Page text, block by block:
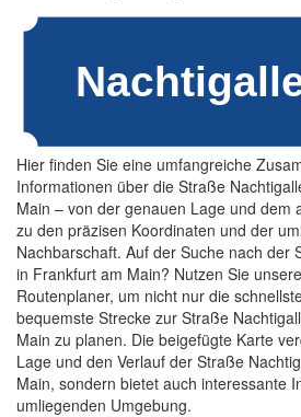
Hier finden Sie eine umfangreiche
Informationen über die Straße
Main – von der genauen Lage und dem
zu den präzisen Koordinaten und der
Nachbarschaft. Auf der Suche nach der
in Frankfurt am Main? Nutzen Sie
Routenplaner, um nicht nur die
bequemste Strecke zur Straße
Main zu planen. Die beigefügte Karte
Lage und den Verlauf der Straße
Main, sondern bietet auch interessante
umliegenden Umgebung.